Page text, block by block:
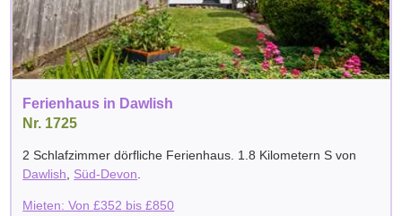
Ferienhaus in Dawlish
Nr. 1725
2 Schlafzimmer dörfliche Ferienhaus. 1.8 Kilometern S von
Dawlish, Süd-Devon.
Mieten: Von£352 bis£850